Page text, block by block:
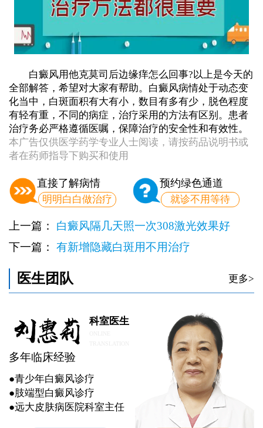
白癜风用他克莫司后边缘痒怎么回事?以上是今天的
全部解答，希望对大家有帮助。白癜风病情处于动态变
化当中，白斑面积有大有小，数目有多有少，脱色程度
有轻有重，不同的病症，治疗采用的方法有区别。患者
治疗务必严格遵循医嘱，保障治疗的安全性和有效性。
本广告仅供医学药学专业人士阅读，请按药品说明书或
者在药师指导下购买和使用
直接了解病情
明明白白做治疗
预约绿色通道
就诊不用等待
上一篇： 白癜风隔几天照一次308激光效果好
下一篇： 有新增隐藏白斑用不用治疗
医生团队 更多>
科室医生
多年临床经验
●青少年白癜风诊疗
●肢端型白癜风诊疗
●远大皮肤病医院科室主任